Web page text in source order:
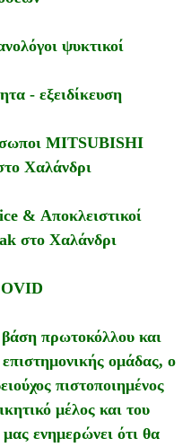
ψυκτικοί
- εξειδίκευση
MITSUBISHI
Χαλάνδρι
& Αποκλειστικοί
στο Χαλάνδρι
πρωτοκόλλου και
ομάδας, ο
πιστοποιημένος
μέλος και του
ενημερώνει ότι θα